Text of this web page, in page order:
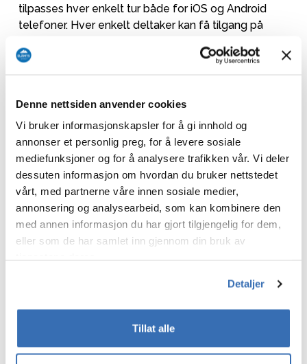
Denne nettsiden anvender cookies
Vi bruker informasjonskapsler for å gi innhold og
annonser et personlig preg, for å levere sosiale
mediefunksjoner og for å analysere trafikken vår. Vi deler
dessuten informasjon om hvordan du bruker nettstedet
vårt, med partnerne våre innen sosiale medier,
annonsering og analysearbeid, som kan kombinere den
med annen informasjon du har gjort tilgjengelig for dem,
eller som de har samlet inn gjennom din bruk av
Detaljer
Tillat alle
tilpasses hver enkelt tur både for iOS og Android
telefoner. Hver enkelt deltaker kan få tilgang på
presentasjoner, foredragsholdere, informasjon om
for informasjon i appen. Appen tilpasses med egen
logo og deres farger. Her kan man sende meldinger
og bilder til hverandre.
La oss gjøre jobben – kontakt oss idag for en
uforpliktende prat om hva vi kan gjøre for deg og
din bedrift.
7 tips til opplevelsesturer med